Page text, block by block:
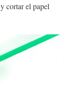
cortar el papel